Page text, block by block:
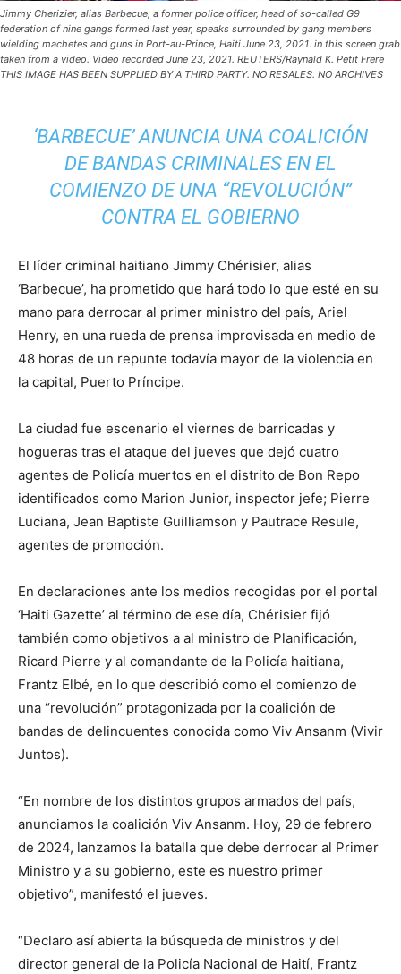
Jimmy Cherizier, alias Barbecue, a former police officer, head of so-called G9
federation of nine gangs formed last year, speaks surrounded by gang members
wielding machetes and guns in Port-au-Prince, Haiti June 23, 2021. in this screen grab
taken from a video. Video recorded June 23, 2021. REUTERS/Raynald K. Petit Frere
THIS IMAGE HAS BEEN SUPPLIED BY A THIRD PARTY. NO RESALES. NO ARCHIVES
‘BARBECUE’ ANUNCIA UNA COALICIÓN
DE BANDAS CRIMINALES EN EL
COMIENZO DE UNA “REVOLUCIÓN”
CONTRA EL GOBIERNO
El líder criminal haitiano Jimmy Chérisier, alias
‘Barbecue’, ha prometido que hará todo lo que esté en su
mano para derrocar al primer ministro del país, Ariel
Henry, en una rueda de prensa improvisada en medio de
48 horas de un repunte todavía mayor de la violencia en
la capital, Puerto Príncipe.
La ciudad fue escenario el viernes de barricadas y
hogueras tras el ataque del jueves que dejó cuatro
agentes de Policía muertos en el distrito de Bon Repo
identificados como Marion Junior, inspector jefe; Pierre
Luciana, Jean Baptiste Guilliamson y Pautrace Resule,
agentes de promoción.
En declaraciones ante los medios recogidas por el portal
‘Haiti Gazette’ al término de ese día, Chérisier fijó
también como objetivos a al ministro de Planificación,
Ricard Pierre y al comandante de la Policía haitiana,
Frantz Elbé, en lo que describió como el comienzo de
una “revolución” protagonizada por la coalición de
bandas de delincuentes conocida como Viv Ansanm (Vivir
Juntos).
“En nombre de los distintos grupos armados del país,
anunciamos la coalición Viv Ansanm. Hoy, 29 de febrero
de 2024, lanzamos la batalla que debe derrocar al Primer
Ministro y a su gobierno, este es nuestro primer
objetivo”, manifestó el jueves.
“Declaro así abierta la búsqueda de ministros y del
director general de la Policía Nacional de Haití, Frantz